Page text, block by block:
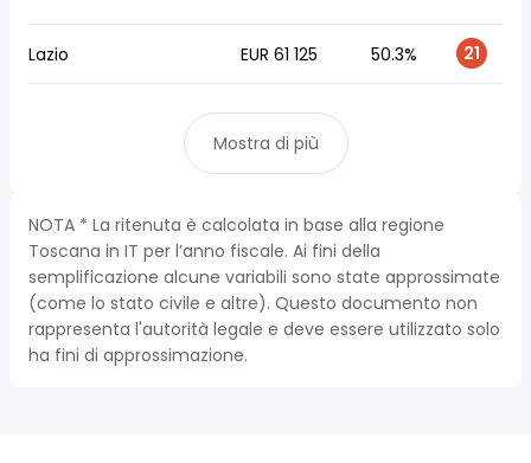
Lazio EUR 61 125 50.3% 21
Mostra di più
NOTA * La ritenuta è calcolata in base alla regione
Toscana in IT per l’anno fiscale. Ai fini della
semplificazione alcune variabili sono state approssimate
(come lo stato civile e altre). Questo documento non
rappresenta l'autorità legale e deve essere utilizzato solo
ha fini di approssimazione.